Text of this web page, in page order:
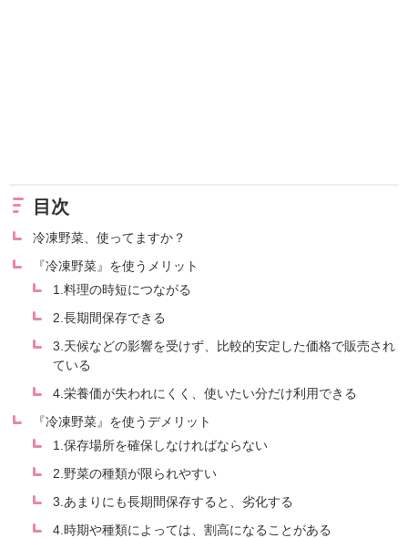
目次
冷凍野菜、使ってますか？
『冷凍野菜』を使うメリット
1.料理の時短につながる
2.長期間保存できる
3.天候などの影響を受けず、比較的安定した価格で販売され
ている
4.栄養価が失われにくく、使いたい分だけ利用できる
『冷凍野菜』を使うデメリット
1.保存場所を確保しなければならない
2.野菜の種類が限られやすい
3.あまりにも長期間保存すると、劣化する
4.時期や種類によっては、割高になることがある